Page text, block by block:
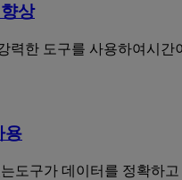
상
력한 도구를 사용하여시
용
도구가 데이터를 정확하